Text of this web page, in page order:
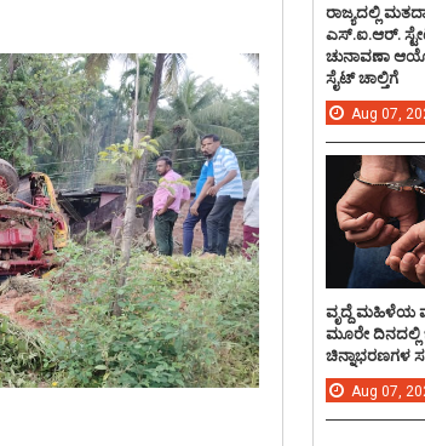
ರಾಜ್ಯದಲ್ಲಿ
ಎಸ್.ಐ.ಆರ್.
ಚುನಾವಣಾ
ಸೈಟ್ ಚಾಲ್ತಿಗೆ
Aug 07,
ವೃದ್ದೆ ಮಹಿಳೆಯ
ಮೂರೇ ದಿನದಲ್ಲಿ
ಚಿನ್ನಾಭರಣಗಳ
Aug 07,